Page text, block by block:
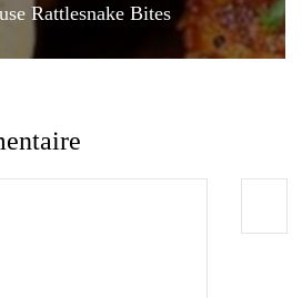
Rattlesnake Bites